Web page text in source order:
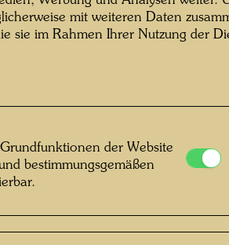
©
Fotograf:
mit weiteren Daten
sie im Rahmen Ihrer Nutzung der
der Website
bestimmungsgemäßen